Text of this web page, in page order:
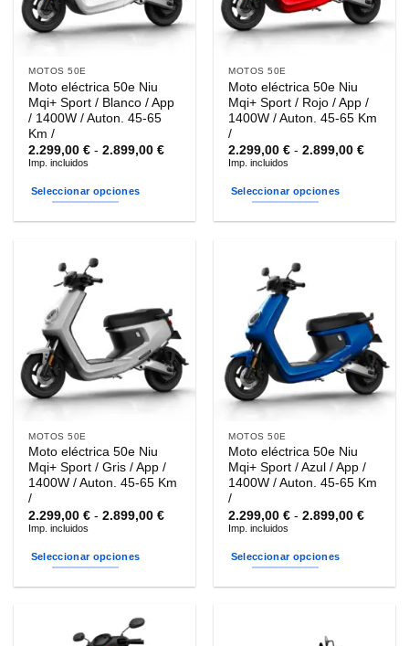
MOTOS 50E
Moto eléctrica 50e Niu
Mqi+ Sport / Blanco / App
/ 1400W / Auton. 45-65
Km /
2.299,00€ - 2.899,00€Rango
2.899,00 €
Imp. incluidos
Seleccionar opciones
múltiples
variantes.
opciones
se
pueden
elegir
en
página
de
producto
MOTOS 50E
Moto eléctrica 50e Niu
Mqi+ Sport / Rojo / App /
1400W / Auton. 45-65 Km
/
2.299,00€ - 2.899,00€Rango
Imp. incluidos
Seleccionar opciones
múltiples
variantes.
opciones
pueden
elegir
en
página
de
producto
MOTOS 50E
Moto eléctrica 50e Niu
Mqi+ Sport / Gris / App /
1400W / Auton. 45-65 Km
/
2.299,00€ - 2.899,00€Rango
2.899,00 €
Imp. incluidos
Seleccionar opciones
múltiples
MOTOS 50E
Moto eléctrica 50e Niu
Mqi+ Sport / Azul / App /
1400W / Auton. 45-65 Km
/
2.299,00€ - 2.899,00€Rango
Imp. incluidos
Seleccionar opciones